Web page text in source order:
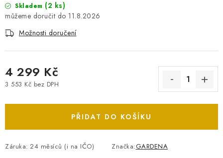
Skladem (2 ks)
11.8.2026
Možnosti doručení
4 299 Kč
3 553 Kč bez DPH
PŘIDAT DO KOŠÍKU
Záruka: 24 měsíců (i na IČO) Značka:GARDENA